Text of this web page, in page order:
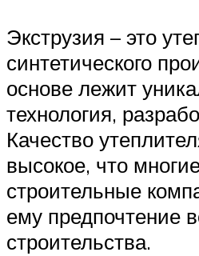
Экструзия – это
синтетического
основе лежит
технология,
Качество
высокое, что
строительные
ему предпочтение
строительства.